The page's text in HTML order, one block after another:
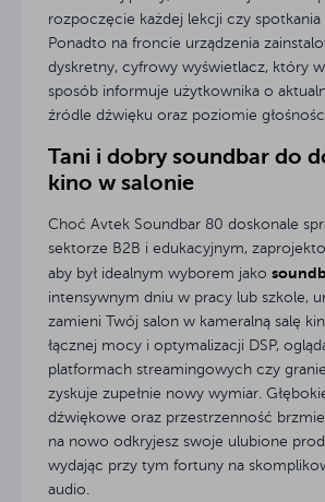
rozpoczęcie każdej lekcji czy
Ponadto na froncie urządzenia
dyskretny, cyfrowy wyświetlacz, który
sposób informuje użytkownika o
źródle dźwięku oraz poziomie
Tani i dobry soundbar do
kino w salonie
Choć Avtek Soundbar 80 doskonale
sektorze B2B i edukacyjnym,
aby był idealnym wyborem jako
intensywnym dniu w pracy lub szkole,
zamieni Twój salon w kameralną salę
łącznej mocy i optymalizacji DSP,
platformach streamingowych czy
zyskuje zupełnie nowy wymiar.
dźwiękowe oraz przestrzenność
na nowo odkryjesz swoje ulubione
wydając przy tym fortuny na
audio.